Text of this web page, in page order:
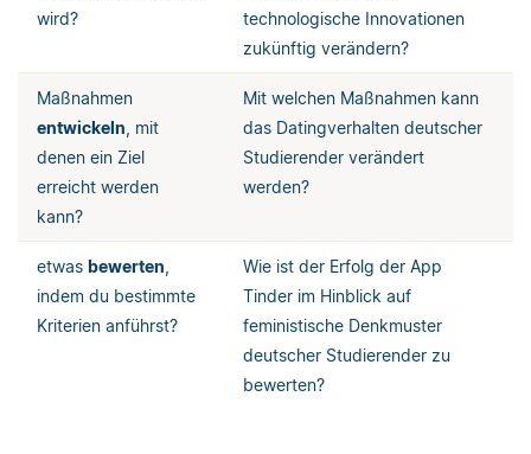
wird?
technologische Innovationen
zukünftig verändern?
Maßnahmen
entwickeln , mit
denen ein Ziel
erreicht werden
kann?
Mit welchen Maßnahmen kann
das Datingverhalten deutscher
Studierender verändert
werden?
etwas bewerten
indem du bestimmte
Kriterien anführst?
Wie ist der Erfolg der App
Tinder im Hinblick auf
feministische Denkmuster
deutscher Studierender zu
bewerten?